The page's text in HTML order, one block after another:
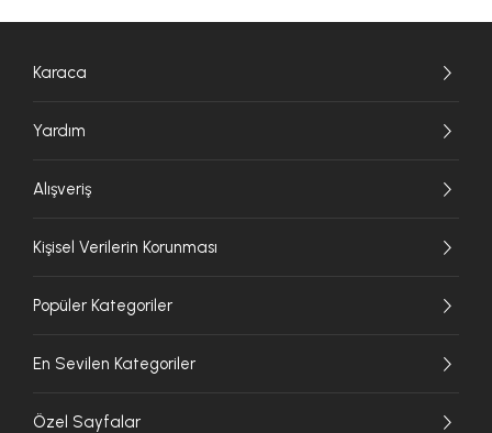
Karaca
Yardım
Alışveriş
Kişisel Verilerin Korunması
Popüler Kategoriler
En Sevilen Kategoriler
Özel Sayfalar